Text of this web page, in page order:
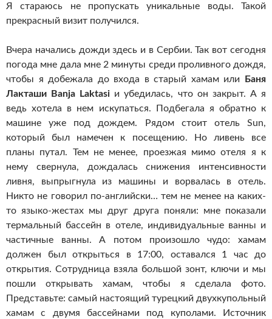
Я стараюсь не пропускать уникальные воды. Такой
прекрасный визит получился.
Вчера начались дожди здесь и в Сербии. Так вот сегодня
погода мне дала мне 2 минуты среди проливного дождя,
чтобы я добежала до входа в старый хамам или
Баня
Лакташи Banja Laktasi и убедилась, что он закрыт. А я
ведь хотела в нем искупаться. Подбегала я обратно к
машине уже под дождем. Рядом стоит отель Sun,
который был намечен к посещению. Но ливень все
планы путал. Тем не менее, проезжая мимо отеля я к
нему свернула, дождалась снижения интенсивности
ливня, выпрыгнула из машины и ворвалась в отель.
Никто не говорил по-английски… тем не менее на каких-
то языко-жестах мы друг друга поняли: мне показали
термальный бассейн в отеле, индивидуальные ванны и
частичные ванны. А потом произошло чудо: хамам
должен был открыться в 17:00, оставался 1 час до
открытия. Сотрудница взяла большой зонт, ключи и мы
пошли открывать хамам, чтобы я сделала фото.
Представьте: самый настоящий турецкий двухкупольный
хамам с двумя бассейнами под куполами. Источник